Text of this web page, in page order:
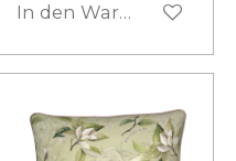
In den Warenkorb